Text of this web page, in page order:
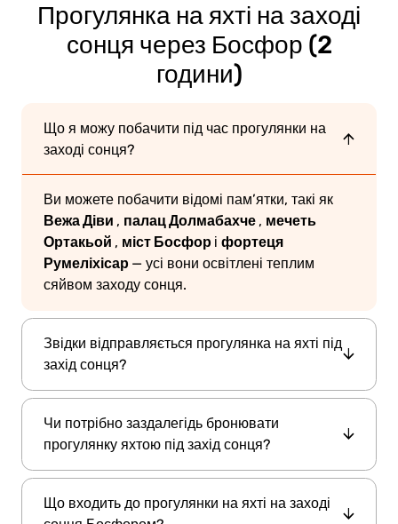
Прогулянка на яхті на заході
сонця через Босфор (2
години)
Що я можу побачити під час прогулянки на
заході сонця?
Ви можете побачити відомі пам’ятки, такі як
Вежа Діви , палац Долмабахче , мечеть
Ортакьой , міст Босфор і фортеця
Румеліхісар — усі вони освітлені теплим
сяйвом заходу сонця.
Звідки відправляється прогулянка на яхті під
захід сонця?
Яхта відправляється з центрального пірсу
європейському боці Стамбула, Каракьой.
Точні дані про місце надаються після
бронювання.
Чи потрібно заздалегідь бронювати
прогулянку яхтою під захід сонця?
Так. Цю розвагу потрібно бронювати
заздалегідь. Прогулянки під захід сонця
Що входить до прогулянки на яхті на заході